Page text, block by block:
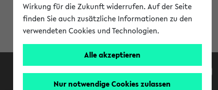
Wirkung für die Zukunft widerrufen. Auf der Seite
finden Sie auch zusätzliche Informationen zu den
verwendeten Cookies und Technologien.
Alle akzeptieren
Nur notwendige Cookies zulassen